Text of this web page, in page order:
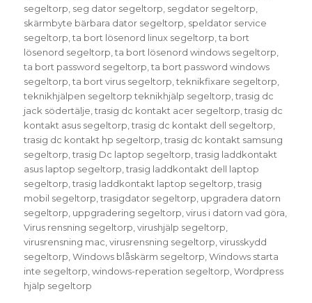
segeltorp seg dator segeltorp segdator segeltorp
skärmbyte bärbara dator segeltorp speldator service
segeltorp ,ta bort lösenord linux segeltorp ,ta bort
lösenord segeltorp ,ta bort lösenord windows segeltorp
ta bort password segeltorp ,ta bort password windows
segeltorp ,ta bort virus segeltorp ,teknikfixare segeltorp
teknikhjälpen segeltorp teknikhjälp segeltorp ,trasig dc
jack södertälje ,trasig dc kontakt acer segeltorp ,trasig dc
kontakt asus segeltorp ,trasig dc kontakt dell segeltorp
trasig dc kontakt hp segeltorp ,trasig dc kontakt samsung
segeltorp ,trasig Dc laptop segeltorp ,trasig laddkontakt
asus laptop segeltorp ,trasig laddkontakt dell laptop
segeltorp ,trasig laddkontakt laptop segeltorp ,trasig
mobil segeltorp ,trasigdator segeltorp upgradera datorn
segeltorp uppgradering segeltorp ,virus i datorn vad göra
Virus rensning segeltorp ,virushjälp segeltorp
virusrensning mac ,virusrensning segeltorp ,virusskydd
segeltorp ,Windows blåskärm segeltorp ,Windows starta
inte segeltorp ,windows-reperation segeltorp ,Wordpress
hjälp segeltorp